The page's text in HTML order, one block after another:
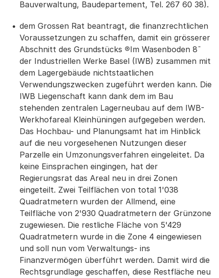
Bauverwaltung, Baudepartement, Tel. 267 60 38).
dem Grossen Rat beantragt, die finanzrechtlichen
Voraussetzungen zu schaffen, damit ein grösserer
Abschnitt des Grundstücks ®Im Wasenboden 8¯
der Industriellen Werke Basel (IWB) zusammen mit
dem Lagergebäude nichtstaatlichen
Verwendungszwecken zugeführt werden kann. Die
IWB Liegenschaft kann dank dem im Bau
stehenden zentralen Lagerneubau auf dem IWB-
Werkhofareal Kleinhüningen aufgegeben werden.
Das Hochbau- und Planungsamt hat im Hinblick
auf die neu vorgesehenen Nutzungen dieser
Parzelle ein Umzonungsverfahren eingeleitet. Da
keine Einsprachen eingingen, hat der
Regierungsrat das Areal neu in drei Zonen
eingeteilt. Zwei Teilflächen von total 1'038
Quadratmetern wurden der Allmend, eine
Teilfläche von 2'930 Quadratmetern der Grünzone
zugewiesen. Die restliche Fläche von 5'429
Quadratmetern wurde in die Zone 4 eingewiesen
und soll nun vom Verwaltungs- ins
Finanzvermögen überführt werden. Damit wird die
Rechtsgrundlage geschaffen, diese Restfläche neu